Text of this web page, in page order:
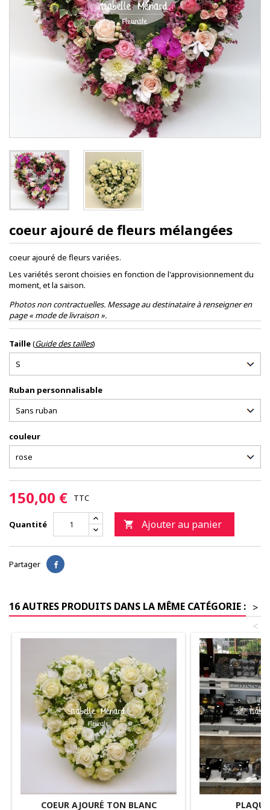
coeur ajouré de fleurs mélangées
coeur ajouré de fleurs variées.
Les variétés seront choisies en fonction de l'approvisionnement du
moment, et la saison.
Photos non contractuelles. Message au destinataire à renseigner en
page « mode de livraison ».
Taille(Guide des tailles)
Ruban personnalisable
couleur
150,00 € TTC
Quantité  Ajouter au panier
Partager
16 AUTRES PRODUITS DANS LA MÊME CATÉGORIE : >
<
COEUR AJOURÉ TON BLANC